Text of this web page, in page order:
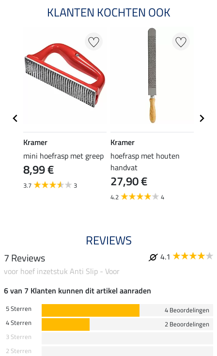
KLANTEN KOCHTEN OOK
Kramer
mini hoefrasp met greep
8,99 €
3.7 3
Kramer
hoefrasp met houten
handvat
27,90 €
4.2 4
REVIEWS
7 Reviews
4.1
voor hoef inzetstuk Anti Slip - Voor
6 van 7 Klanten kunnen dit artikel aanraden
5 Sterren
4 Beoordelingen
4 Sterren
2 Beoordelingen
3 Sterren
2 Sterren